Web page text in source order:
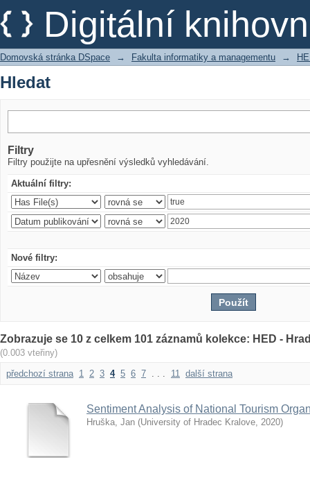
Digitální
Hledat
Domovská stránka DSpace → Fakulta informatiky a managementu →
Hledat
Filtry
Filtry použijte na upřesnění výsledků vyhledávání.
Aktuální filtry:
Nové filtry:
Zobrazuje se 10 z celkem 101 záznamů kolekce: HED -
(0.003 vteřiny)
předchozí strana 1 2 3 4 5 6 7 . . . 11 další strana
Sentiment Analysis of National Tourism
Hruška, Jan (University of Hradec Kralove, 2020)